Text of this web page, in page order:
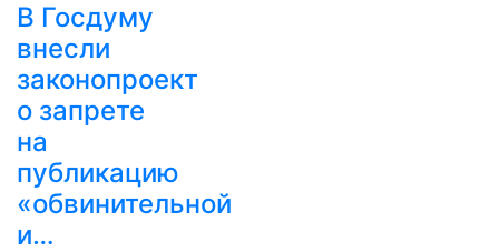
В Госдуму
внесли
законопроект
о запрете
на
публикацию
«обвинительной
и…